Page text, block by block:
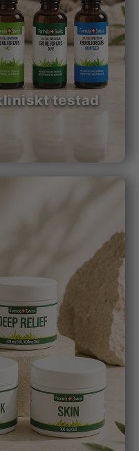
testad